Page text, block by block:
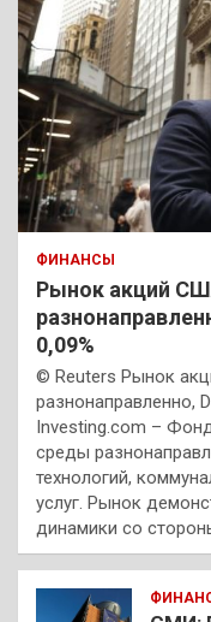
ФИНАНСЫ
Рынок акций
0,09%
© Reuters Рынок
разнонаправленно,
Investing.com –
среды
технологий,
услуг. Рынок
динамики со